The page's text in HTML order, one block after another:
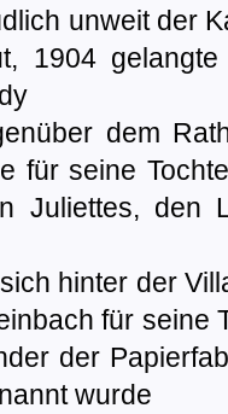
unweit der
1904
dem
für seine
Juliettes, den
hinter der
für seine
der
wurde